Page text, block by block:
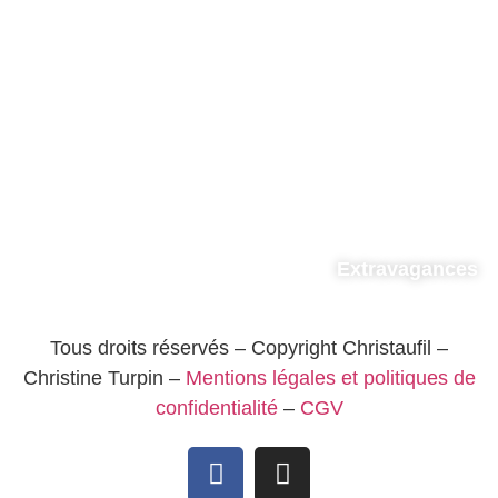
Extravagances
Tous droits réservés – Copyright Christaufil –
Christine Turpin – Mentions légales et politiques de
confidentialité– CGV